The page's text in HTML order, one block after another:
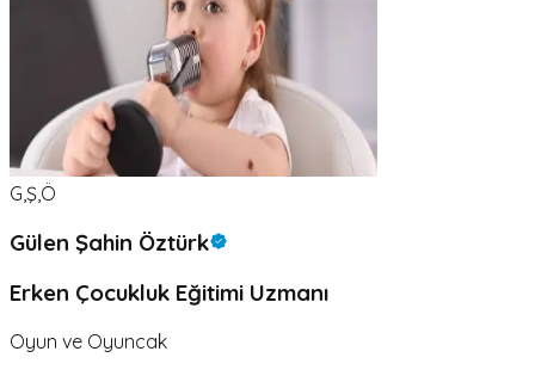
G,Ş,Ö
Gülen Şahin Öztürk
Erken Çocukluk Eğitimi Uzmanı
Oyun ve Oyuncak